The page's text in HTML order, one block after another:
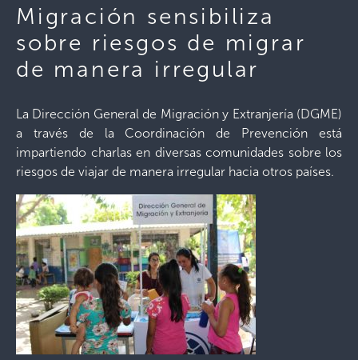
Migración sensibiliza
sobre riesgos de migrar
de manera irregular
La Dirección General de Migración y Extranjería (DGME)
a través de la Coordinación de Prevención está
impartiendo charlas en diversas comunidades sobre los
riesgos de viajar de manera irregular hacia otros países.